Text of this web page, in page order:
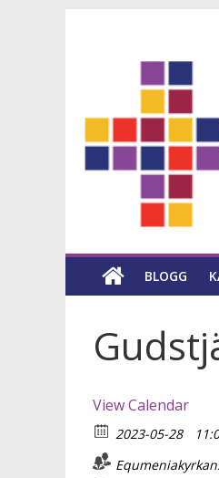
i
kyrka
för
BLOGG
View Calendar
2023-05-28